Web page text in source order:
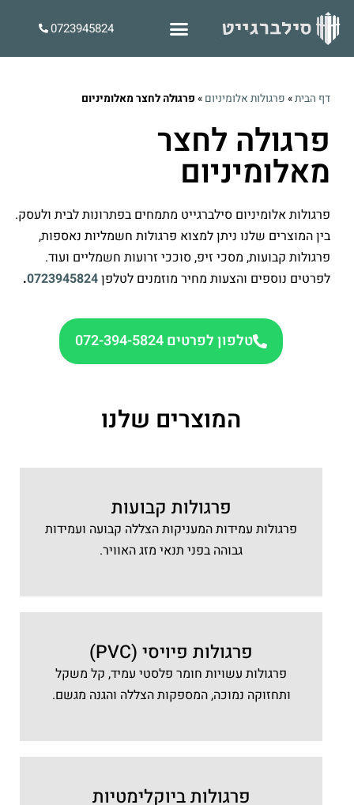
0723945824
דף הבית» פרגולות אלומיניום » פרגולה לחצר מאלומיניום
פרגולה לחצר
מאלומיניום
פרגולות אלומיניום סילברגייט מתמחים בפתרונות לבית ולעסק.
בין המוצרים שלנו ניתן למצוא פרגולות חשמליות נאספות,
פרגולות קבועות, מסכי זיפ, סוככי זרועות חשמליים ועוד.
לפרטים נוספים והצעות מחיר מוזמנים לטלפן0723945824
.
טלפון לפרטים 072-394-5824
המוצרים שלנו
פרגולות קבועות
פרגולות עמידות המעניקות הצללה קבועה ועמידות
גבוהה בפני תנאי מזג האוויר.
פרגולות פיויסי (PVC)
פרגולות עשויות חומר פלסטי עמיד, קל משקל
ותחזוקה נמוכה, המספקות הצללה והגנה מגשם.
פרגולות ביוקלימטיות